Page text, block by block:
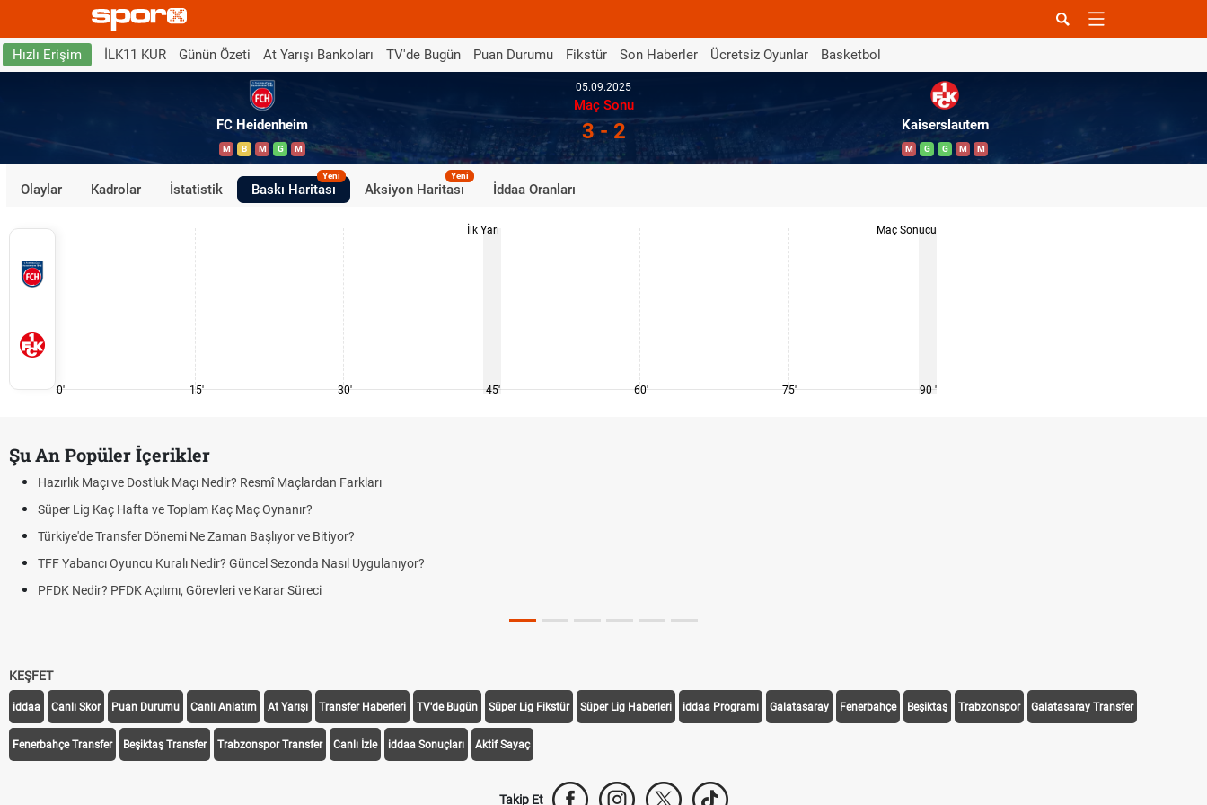
Hızlı Erişim İLK11 KUR Günün Özeti At Yarışı Bankoları TV'de Bugün Puan Durumu Fikstür Son Haberler Ücretsiz Oyunlar Basketbol
FC Heidenheim
M B M G M
05.09.2025
Maç Sonu
3 - 2 Kaiserslautern
M G G M M
Olaylar Kadrolar İstatistik Baskı Haritası
Yeni
Aksiyon Haritası
Yeni
İddaa Oranları
0' 15' 30'
İlk Yarı
45' 60' 75'
Maç Sonucu
90 '
Şu An Popüler İçerikler
Hazırlık Maçı ve Dostluk Maçı Nedir? Resmî Maçlardan Farkları
Süper Lig Kaç Hafta ve Toplam Kaç Maç Oynanır?
Türkiye'de Transfer Dönemi Ne Zaman Başlıyor ve Bitiyor?
TFF Yabancı Oyuncu Kuralı Nedir? Güncel Sezonda Nasıl Uygulanıyor?
PFDK Nedir? PFDK Açılımı, Görevleri ve Karar Süreci
KEŞFET
iddaa Canlı Skor Puan Durumu Canlı Anlatım At Yarışı Transfer Haberleri TV'de Bugün Süper Lig Fikstür Süper Lig Haberleri iddaa Programı Galatasaray Fenerbahçe Beşiktaş Trabzonspor Galatasaray Transfer
Fenerbahçe Transfer Beşiktaş Transfer Trabzonspor Transfer Canlı İzle iddaa Sonuçları Aktif Sayaç
Takip Et